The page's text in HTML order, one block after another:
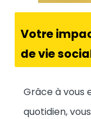
Votre
de vie
Grâce à vous
quotidien,